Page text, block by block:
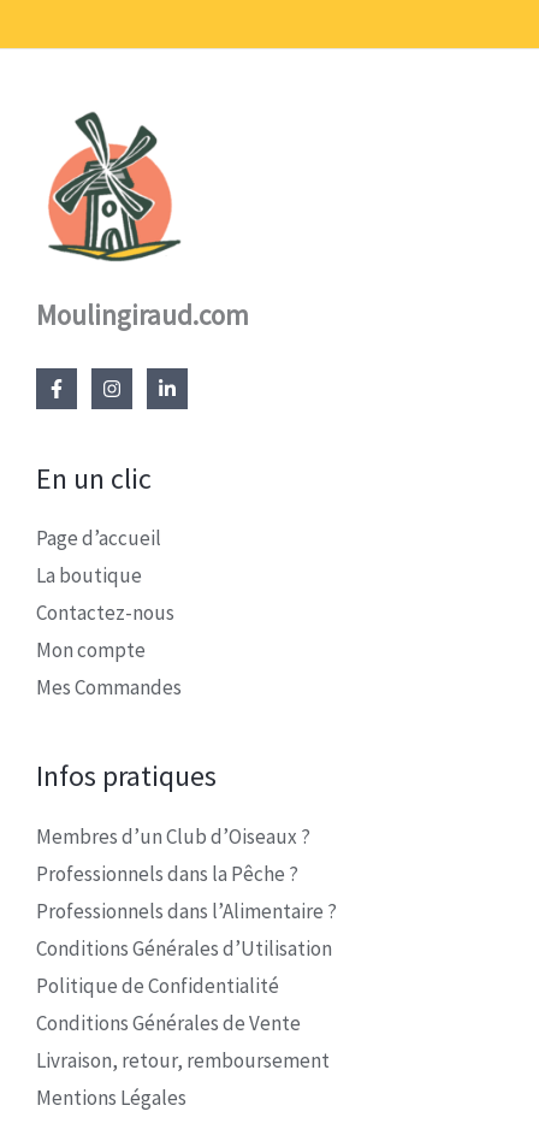
Moulingiraud.com
En un clic
Page d’accueil
La boutique
Contactez-nous
Mon compte
Mes Commandes
Infos pratiques
Membres d’un Club d’Oiseaux ?
Professionnels dans la Pêche ?
Professionnels dans l’Alimentaire ?
Conditions Générales d’Utilisation
Politique de Confidentialité
Conditions Générales de Vente
Livraison, retour, remboursement
Mentions Légales